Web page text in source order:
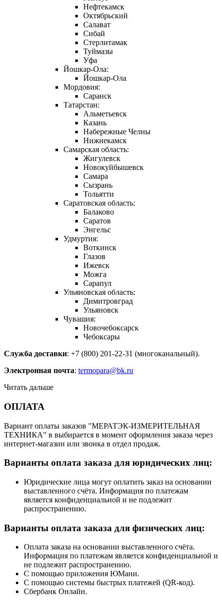
Нефтекамск
Октябрьский
Салават
Сибай
Стерлитамак
Туймазы
Уфа
Йошкар-Ола:
Йошкар-Ола
Мордовия:
Саранск
Татарстан:
Альметьевск
Казань
Набережные Челны
Нижнекамск
Самарская область:
Жигулевск
Новокуйбышевск
Самара
Сызрань
Тольятти
Саратовская область:
Балаково
Саратов
Энгельс
Удмуртия:
Воткинск
Глазов
Ижевск
Можга
Сарапул
Ульяновская область:
Димитровград
Ульяновск
Чувашия:
Новочебоксарск
Чебоксары
Служба доставки: +7 (800) 201-22-31 (многоканальный).
Электронная почта: termopara@bk.ru
Читать дальше
ОПЛАТА
Вариант оплаты заказов "МЕРАТЭК-ИЗМЕРИТЕЛЬНАЯ
ТЕХНИКА" в выбирается в момент оформления заказа через
интернет-магазин или звонка в отдел продаж.
Варианты оплата заказа для юридических лиц:
Юридические лица могут оплатить заказ на основании
выставленного счёта. Информация по платежам
является конфиденциальной и не подлежит
распространению.
Варианты оплата заказа для физических лиц:
Оплата заказа на основании выставленного счёта.
Информация по платежам является конфиденциальной и
не подлежит распространению.
С помощью приложения ЮМани.
С помощью системы быстрых платежей (QR-код).
Сбербанк Онлайн.